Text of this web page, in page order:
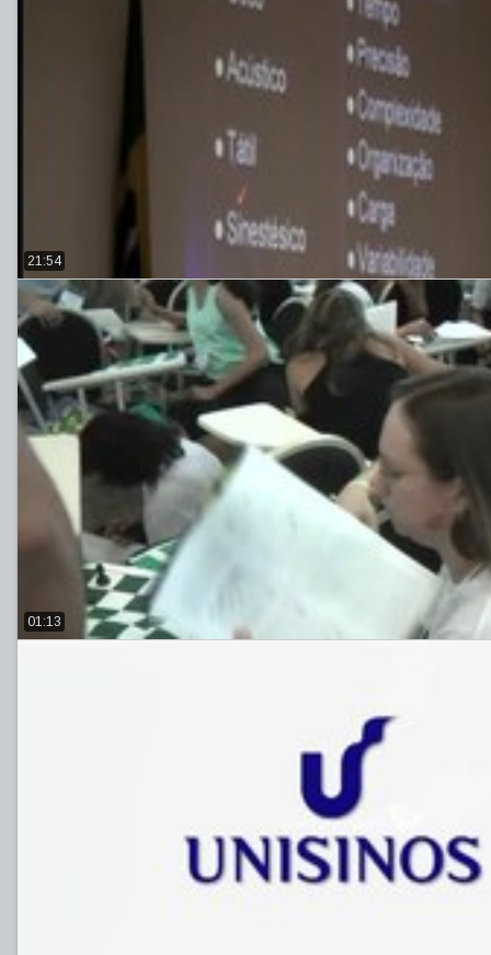
21:54
01:13